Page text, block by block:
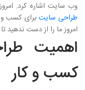
وب سایت اشاره کرد.
طراحی سایتبرای کسب و
امروز ما را از دست ندهید
اهمیت
کسب و کار